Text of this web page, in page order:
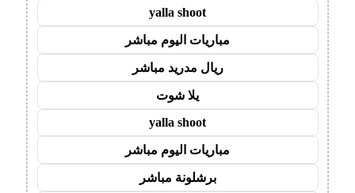
yalla shoot
مباريات اليوم مباشر
ريال مدريد مباشر
يلا شوت
yalla shoot
مباريات اليوم مباشر
برشلونة مباشر